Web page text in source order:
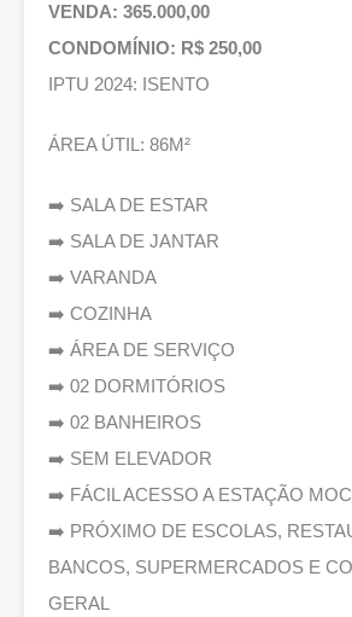
VENDA: 365.000,00
CONDOMÍNIO: R$ 250,00
IPTU 2024: ISENTO
ÁREA ÚTIL: 86M²
➡️ SALA DE ESTAR
➡️ SALA DE JANTAR
➡️ VARANDA
➡️ COZINHA
➡️ ÁREA DE SERVIÇO
➡️ 02 DORMITÓRIOS
➡️ 02 BANHEIROS
➡️ SEM ELEVADOR
➡️ FÁCIL ACESSO A ESTAÇÃO
➡️ PRÓXIMO DE ESCOLAS,
BANCOS, SUPERMERCADOS E
GERAL